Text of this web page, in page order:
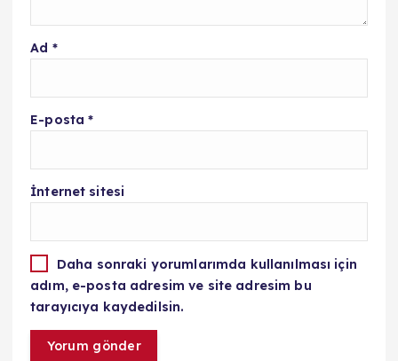
Ad *
E-posta*
İnternet sitesi
Daha sonraki yorumlarımda kullanılması için
adım, e-posta adresim ve site adresim bu
tarayıcıya kaydedilsin.